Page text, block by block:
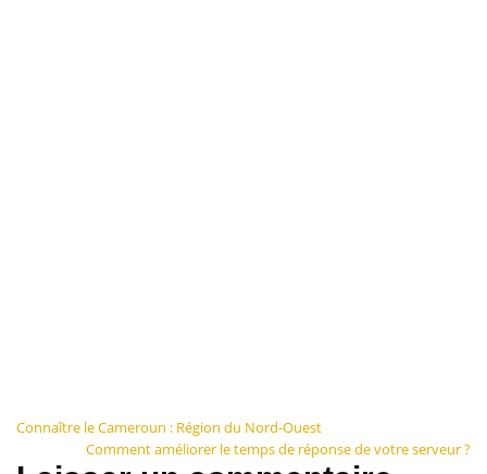
Navigation
Connaître le Cameroun : Région du Nord-Ouest
Comment améliorer le temps de réponse de votre serveur ?